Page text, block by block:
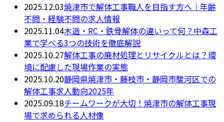
2025.12.03焼津市で解体工事職人を目指す方へ｜年齢
不問・経験不問の求人情報
2025.11.04木造・RC・鉄骨解体の違いって何？中森工
業で学べる3つの技術を徹底解説
2025.10.27解体工事の廃材処理とリサイクルとは？環
境に配慮した現場作業の実態
2025.10.20静岡県焼津市・藤枝市・静岡市駿河区での
解体工事求人動向2025年
2025.09.18チームワークが大切！焼津市の解体工事現
場で求められる人材像